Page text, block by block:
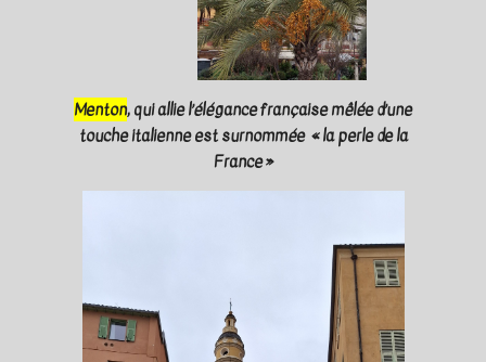
Menton, qui allie l’élégance française mêlée d’une
touche italienne est surnommée « la perle de la
France »